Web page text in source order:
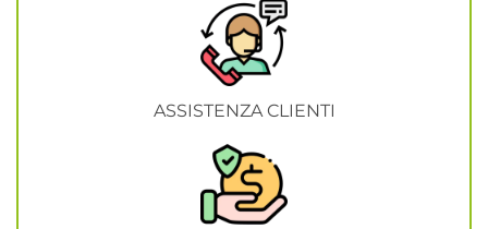
ASSISTENZA CLIENTI